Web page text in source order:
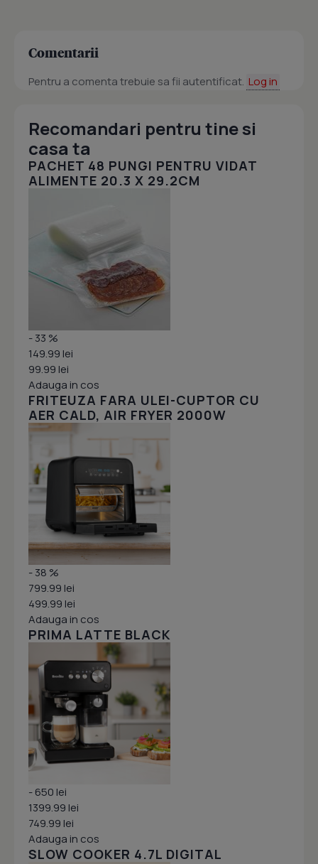
Comentarii
Pentru a comenta trebuie sa fii autentificat. Log in
Recomandari pentru tine si
casa ta
PACHET 48 PUNGI PENTRU VIDAT
ALIMENTE 20.3 X 29.2CM
- 33 %
149.99 lei
99.99 lei
Adauga in cos
FRITEUZA FARA ULEI-CUPTOR CU
AER CALD, AIR FRYER 2000W
- 38 %
799.99 lei
499.99 lei
Adauga in cos
PRIMA LATTE BLACK
- 650 lei
1399.99 lei
749.99 lei
Adauga in cos
SLOW COOKER 4.7L DIGITAL